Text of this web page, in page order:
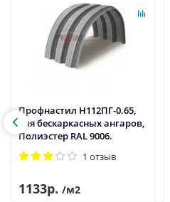
Профнастил H112ПГ-0.65,
для бескаркасных ангаров,
Полиэстер RAL 9006.
1 отзыв
1133р. /м2